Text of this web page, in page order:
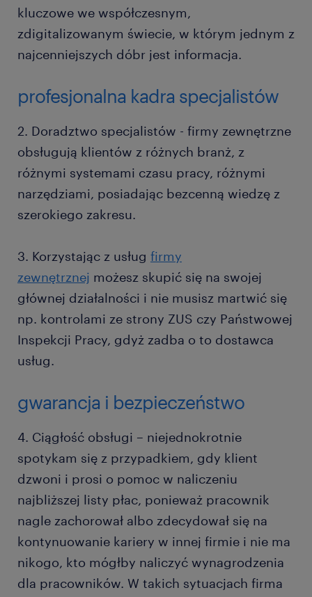
kluczowe we współczesnym,
zdigitalizowanym świecie, w którym jednym z
najcenniejszych dóbr jest informacja.
profesjonalna kadra specjalistów
2. Doradztwo specjalistów - firmy zewnętrzne
obsługują klientów z różnych branż, z
różnymi systemami czasu pracy, różnymi
narzędziami, posiadając bezcenną wiedzę z
szerokiego zakresu.
3. Korzystając z usług firmy
zewnętrznej możesz skupić się na swojej
głównej działalności i nie musisz martwić się
np. kontrolami ze strony ZUS czy Państwowej
Inspekcji Pracy, gdyż zadba o to dostawca
usług.
gwarancja i bezpieczeństwo
4. Ciągłość obsługi – niejednokrotnie
spotykam się z przypadkiem, gdy klient
dzwoni i prosi o pomoc w naliczeniu
najbliższej listy płac, ponieważ pracownik
nagle zachorował albo zdecydował się na
kontynuowanie kariery w innej firmie i nie ma
nikogo, kto mógłby naliczyć wynagrodzenia
dla pracowników. W takich sytuacjach firma